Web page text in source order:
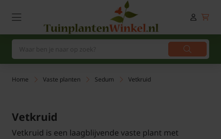
Home Vaste planten Sedum Vetkruid
Vetkruid
Vetkruid is een laagblijvende vaste plant met